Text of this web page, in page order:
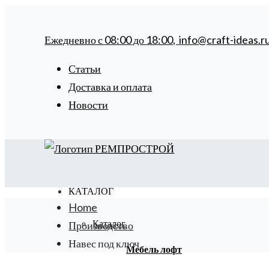
Ежедневно с08:00до 18:00,info@craft-
Статьи
Доставка и оплата
Новости
КАТАЛОГ
Каталог
Мебель лофт
Home
Производство
Навес под ключ